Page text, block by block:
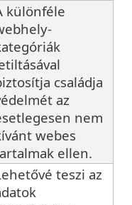
különféle
családja
az
nem
webes
ellen.
teszi az